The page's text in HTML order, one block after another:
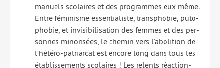
manuels sco­laires et des pro­grammes eux même.
Entre fémi­nisme essen­tia­liste, trans­pho­bie, puto­
pho­bie, et invi­si­bi­li­sa­tion des femmes et des per­
sonnes mino­ri­sées, le che­min vers l’abolition de
l’hétéro-patriarcat est encore long dans tous les
éta­blis­se­ments sco­laires ! Les relents réac­tion­